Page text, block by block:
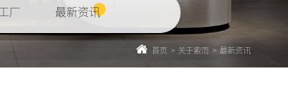
厂 最新资讯
首页 > 关于索而 > 最新资讯